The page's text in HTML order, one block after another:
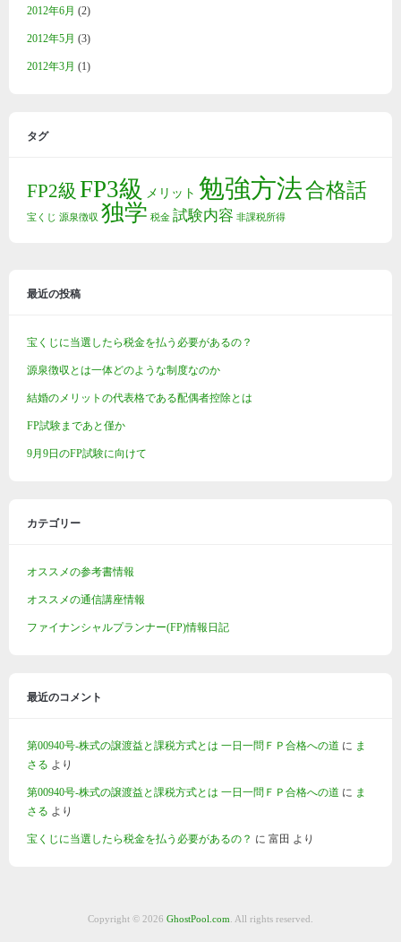
2012年6月 (2)
2012年5月 (3)
2012年3月 (1)
タグ
FP2級 FP3級 メリット 勉強方法合格話
宝くじ 源泉徴収 独学 税金 試験内容 非課税所得
最近の投稿
宝くじに当選したら税金を払う必要があるの？
源泉徴収とは一体どのような制度なのか
結婚のメリットの代表格である配偶者控除とは
FP試験まであと僅か
9月9日のFP試験に向けて
カテゴリー
オススメの参考書情報
オススメの通信講座情報
ファイナンシャルプランナー(FP)情報日記
最近のコメント
第00940号-株式の譲渡益と課税方式とは 一日一問ＦＰ合格への道 に ま
さる より
第00940号-株式の譲渡益と課税方式とは 一日一問ＦＰ合格への道 に ま
さる より
宝くじに当選したら税金を払う必要があるの？ に 富田 より
Copyright © 2026 GhostPool.com . All rights reserved.